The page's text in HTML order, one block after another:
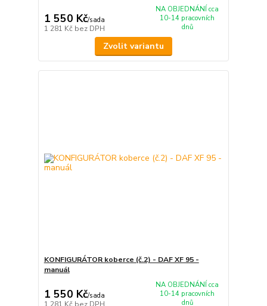
1 550 Kč/sada
1 281 Kč bez DPH
NA OBJEDNÁNÍ cca
10-14 pracovních
dnů
Zvolit variantu
KONFIGURÁTOR koberce (č.2) - DAF XF 95 -
manuál
1 550 Kč/sada
1 281 Kč bez DPH
NA OBJEDNÁNÍ cca
10-14 pracovních
dnů